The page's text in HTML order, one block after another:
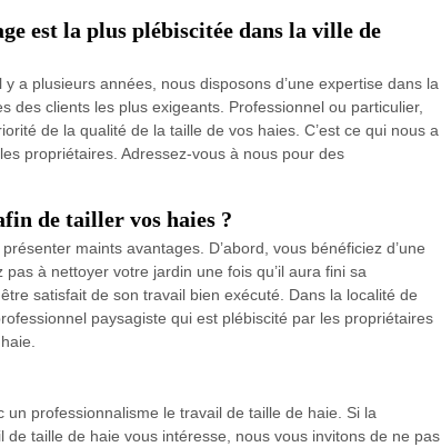
est la plus plébiscitée dans la ville de
a plusieurs années, nous disposons d’une expertise dans la
des clients les plus exigeants. Professionnel ou particulier,
de la qualité de la taille de vos haies. C’est ce qui nous a
propriétaires. Adressez-vous à nous pour des
de tailler vos haies ?
maints avantages. D’abord, vous bénéficiez d’une
à nettoyer votre jardin une fois qu’il aura fini sa
satisfait de son travail bien exécuté. Dans la localité de
paysagiste qui est plébiscité par les propriétaires
professionnalisme le travail de taille de haie. Si la
taille de haie vous intéresse, nous vous invitons de ne pas